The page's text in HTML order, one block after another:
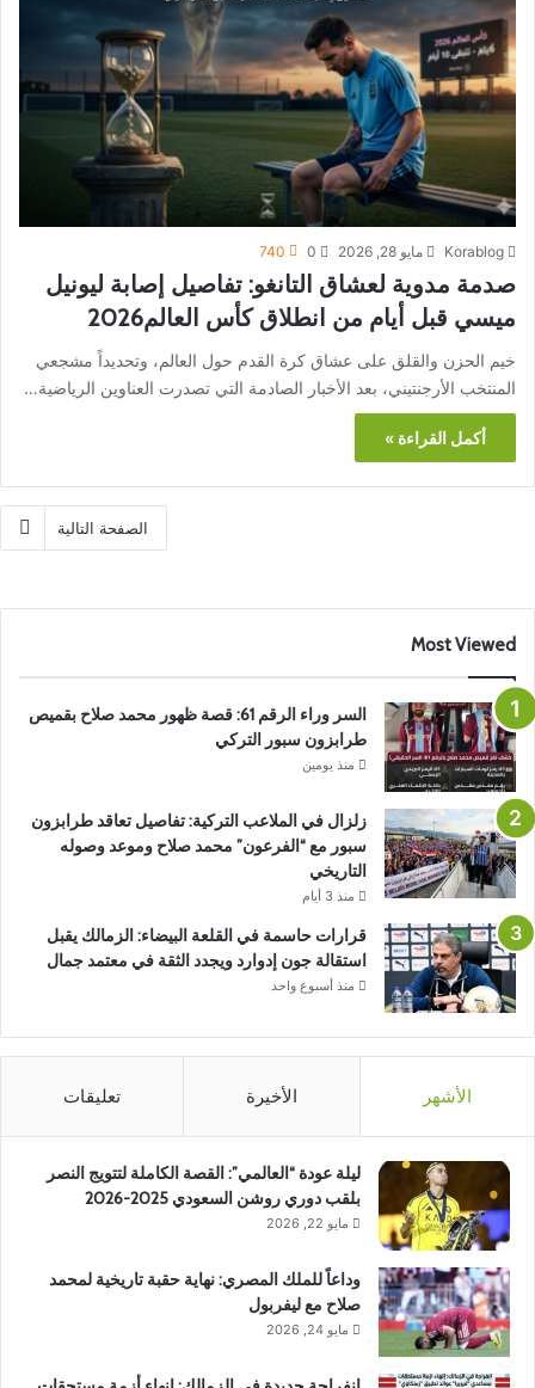
Korablog مايو 28, 2026 0
740
صدمة مدوية لعشاق التانغو: تفاصيل إصابة ليونيل
ميسي قبل أيام من انطلاق كأس العالم2026
خيم الحزن والقلق على عشاق كرة القدم حول العالم، وتحديداً مشجعي
المنتخب الأرجنتيني، بعد الأخبار الصادمة التي تصدرت العناوين الرياضية…
أكمل القراءة »
الصفحة التالية
Most Viewed
السر وراء الرقم 61: قصة ظهور محمد صلاح بقميص
طرابزون سبور التركي
منذ يومين
زلزال في الملاعب التركية: تفاصيل تعاقد طرابزون
سبور مع “الفرعون” محمد صلاح وموعد وصوله
التاريخي
منذ 3 أيام
قرارات حاسمة في القلعة البيضاء: الزمالك يقبل
استقالة جون إدوارد ويجدد الثقة في معتمد جمال
منذ أسبوع واحد
الأشهر الأخيرة تعليقات
ليلة عودة “العالمي”: القصة الكاملة لتتويج النصر
بلقب دوري روشن السعودي 2025-2026
مايو 22, 2026
وداعاً للملك المصري: نهاية حقبة تاريخية لمحمد
صلاح مع ليفربول
مايو 24, 2026